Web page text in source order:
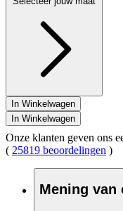
In Winkelwagen
In Winkelwagen
Onze klanten geven ons
( 25819 beoordelingen )
Mening van